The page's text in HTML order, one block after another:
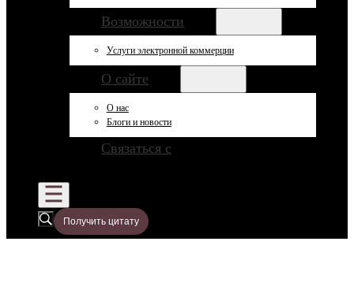
Возможности
Услуги электронной коммерции
О сайте
О нас
Блоги и новости
Связаться с
Получить цитату